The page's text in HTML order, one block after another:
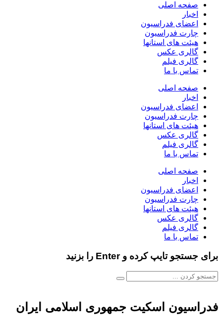
صفحه اصلی
اخبار
اعضای فدراسیون
چارت فدراسیون
هیئت های استانها
گالری عکس
گالری فیلم
تماس با ما
صفحه اصلی
اخبار
اعضای فدراسیون
چارت فدراسیون
هیئت های استانها
گالری عکس
گالری فیلم
تماس با ما
صفحه اصلی
اخبار
اعضای فدراسیون
چارت فدراسیون
هیئت های استانها
گالری عکس
گالری فیلم
تماس با ما
برای جستجو تایپ کرده و Enter را بزنید
فدراسیون اسکیت جمهوری اسلامی ایران